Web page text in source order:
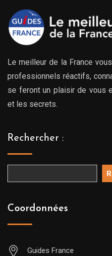
Le meilleur de la France
professionnels réactifs,
se feront un plaisir de vous
et les secrets.
Rechercher :
Coordonnées
Guides France